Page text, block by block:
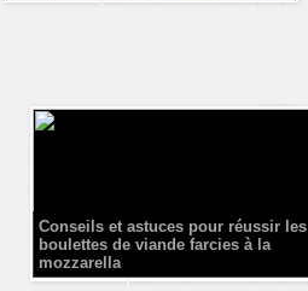
Conseils et astuces pour réussir les
boulettes de viande farcies à la
mozzarella